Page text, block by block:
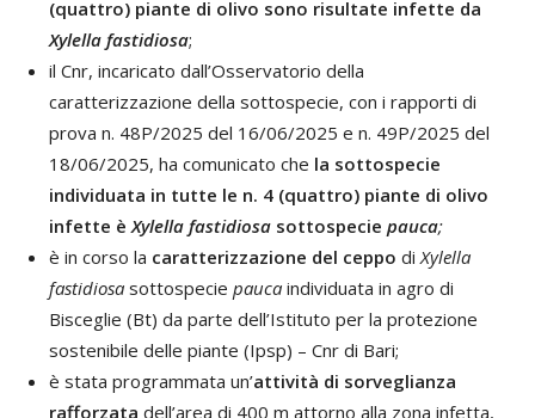
(quattro) piante di olivo sono risultate infette da
Xylella fastidiosa;
il Cnr, incaricato dall’Osservatorio della
caratterizzazione della sottospecie, con i rapporti di
prova n. 48P/2025 del 16/06/2025 e n. 49P/2025 del
18/06/2025, ha comunicato che la sottospecie
individuata in tutte le n. 4 (quattro) piante di olivo
infette è Xylella fastidiosa sottospecie pauca;
è in corso la caratterizzazione del ceppo di Xylella
fastidiosa sottospecie pauca individuata in agro di
Bisceglie (Bt) da parte dell’Istituto per la protezione
sostenibile delle piante (Ipsp) – Cnr di Bari;
è stata programmata un’attività di sorveglianza
rafforzata dell’area di 400 m attorno alla zona infetta,